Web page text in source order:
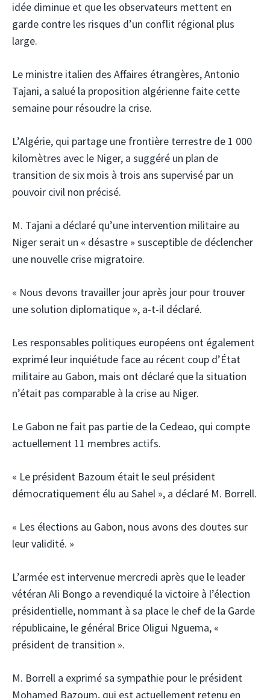
idée diminue et que les observateurs mettent en
garde contre les risques d’un conflit régional plus
large.
Le ministre italien des Affaires étrangères, Antonio
Tajani, a salué la proposition algérienne faite cette
semaine pour résoudre la crise.
L’Algérie, qui partage une frontière terrestre de 1 000
kilomètres avec le Niger, a suggéré un plan de
transition de six mois à trois ans supervisé par un
pouvoir civil non précisé.
M. Tajani a déclaré qu’une intervention militaire au
Niger serait un « désastre » susceptible de déclencher
une nouvelle crise migratoire.
« Nous devons travailler jour après jour pour trouver
une solution diplomatique », a-t-il déclaré.
Les responsables politiques européens ont également
exprimé leur inquiétude face au récent coup d’État
militaire au Gabon, mais ont déclaré que la situation
n’était pas comparable à la crise au Niger.
Le Gabon ne fait pas partie de la Cedeao, qui compte
actuellement 11 membres actifs.
« Le président Bazoum était le seul président
démocratiquement élu au Sahel », a déclaré M. Borrell.
« Les élections au Gabon, nous avons des doutes sur
leur validité. »
L’armée est intervenue mercredi après que le leader
vétéran Ali Bongo a revendiqué la victoire à l’élection
présidentielle, nommant à sa place le chef de la Garde
républicaine, le général Brice Oligui Nguema, «
président de transition ».
M. Borrell a exprimé sa sympathie pour le président
Mohamed Bazoum, qui est actuellement retenu en